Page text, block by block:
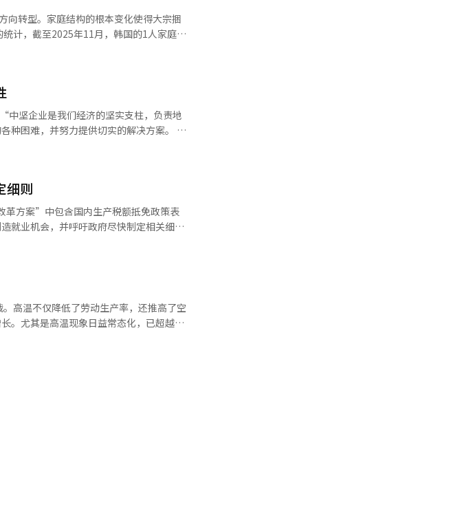
向转型。家庭结构的根本变化使得大宗捆
的36.6%，创下历史新高，远超2人家庭
支付情况，发现Musinsa的1人家庭支付
家庭的市场变化也
和剩余物处理负担，逐渐被小包装和即食
对在家附近购买单人份食材的需求增
额订单服务‘一碗’在去年累计订单超过
步指出：“企业现在
示：“未来基于人工智能的超个性化服
困难，并努力提供切实的解决方案。 金
企业推动中小企业的成长，提高了产业
同跃升的产业转型等。 具体而言，
动特别工作组以预防高温和窒息事故。同
部长提出了公
院和工作经验扩展、以及新设K-青年保障
业者等劳动提供者建立社会安全网，并落
项目，扩大招聘，以使青年就业政策在现
细则
就业机会，并呼吁政府尽快制定相关细
持扩展到生产阶段的决定，将有助于保护
等战略产业的国内生产和就业，并帮助企
也将
高温不仅降低了劳动生产率，还推高了空
。尤其是高温现象日益常态化，已超越季
对国民安全和经济的影响。李在明总统于